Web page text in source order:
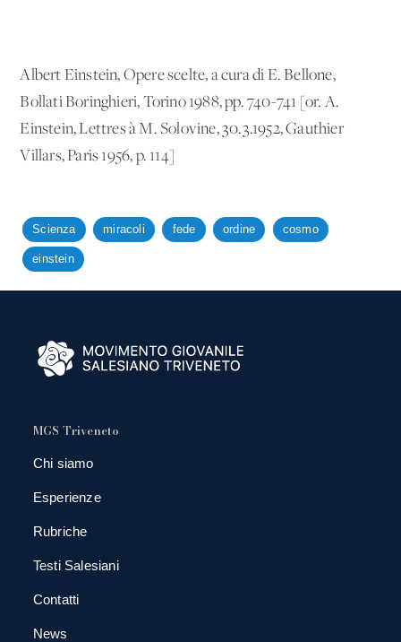
Albert Einstein, Opere scelte, a cura di E. Bellone,
Bollati Boringhieri, Torino 1988, pp. 740-741 [or. A.
Einstein, Lettres à M. Solovine, 30.3.1952, Gauthier
Villars, Paris 1956, p. 114]
Scienza miracoli fede ordine cosmo
einstein
MGS Triveneto
Chi siamo
Esperienze
Rubriche
Testi Salesiani
Contatti
News